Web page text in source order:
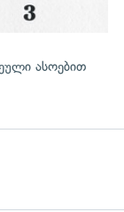
ასოებით